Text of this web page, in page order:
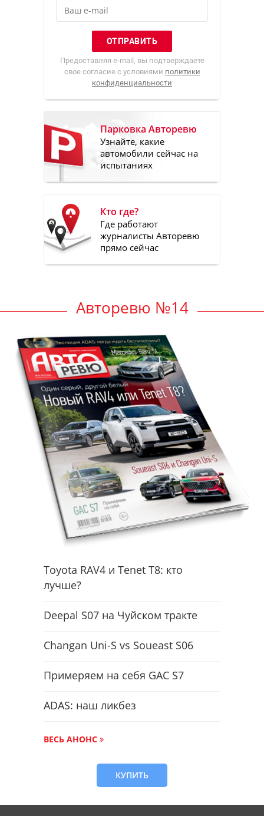
Предоставляя e-mail, вы подтверждаете
свое согласие с условиями политики
конфиденциальности
Парковка Авторевю
Узнайте, какие
автомобили сейчас на
испытаниях
Кто где?
Где работают
журналисты Авторевю
прямо сейчас
Авторевю №14
Toyota RAV4 и Tenet T8: кто
лучше?
Deepal S07 на Чуйском тракте
Changan Uni-S vs Soueast S06
Примеряем на себя GAC S7
ADAS: наш ликбез
ВЕСЬ АНОНС
КУПИТЬ